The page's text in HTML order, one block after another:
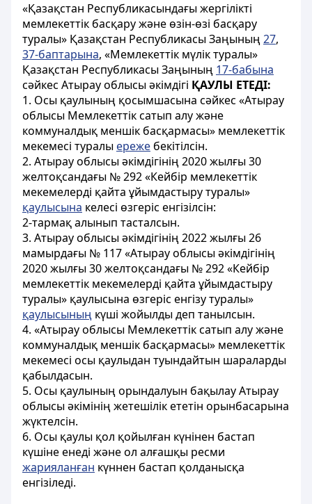
«Қазақстан Республикасындағы жергілікті
мемлекеттік басқару және өзін-өзі басқару
туралы» Қазақстан Республикасы Заңының27,
37-баптарына, «Мемлекеттік мүлік туралы»
Қазақстан Республикасы Заңының 17-бабына
сәйкес Атырау облысы әкімдігі ҚАУЛЫ ЕТЕДІ:
1. Осы қаулының қосымшасына сәйкес «Атырау
облысы Мемлекеттік сатып алу және
коммуналдық меншік басқармасы» мемлекеттік
мекемесі туралы ереже бекітілсін.
2. Атырау облысы әкімдігінің 2020 жылғы 30
желтоқсандағы № 292 «Кейбір мемлекеттік
мекемелерді қайта ұйымдастыру туралы»
қаулысына келесі өзгеріс енгізілсін:
2-тармақ алынып тасталсын.
3. Атырау облысы әкімдігінің 2022 жылғы 26
мамырдағы № 117 «Атырау облысы әкімдігінің
2020 жылғы 30 желтоқсандағы № 292 «Кейбір
мемлекеттік мекемелерді қайта ұйымдастыру
туралы» қаулысына өзгеріс енгізу туралы»
қаулысының күші жойылды деп танылсын.
4. «Атырау облысы Мемлекеттік сатып алу және
коммуналдық меншік басқармасы» мемлекеттік
мекемесі осы қаулыдан туындайтын шараларды
қабылдасын.
5. Осы қаулының орындалуын бақылау Атырау
облысы әкімінің жетешілік ететін орынбасарына
жүктелсін.
6. Осы қаулы қол қойылған күнінен бастап
күшіне енеді және ол алғашқы ресми
жарияланған күннен бастап қолданысқа
енгізіледі.